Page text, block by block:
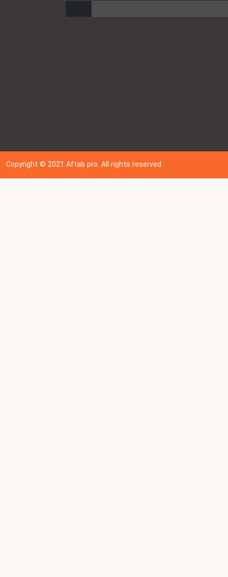
Copyright © 202 1Aftab pro. All rights reserved.